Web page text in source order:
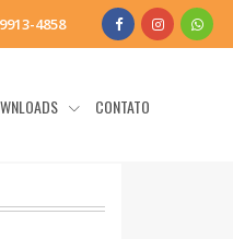
4858
CONTATO